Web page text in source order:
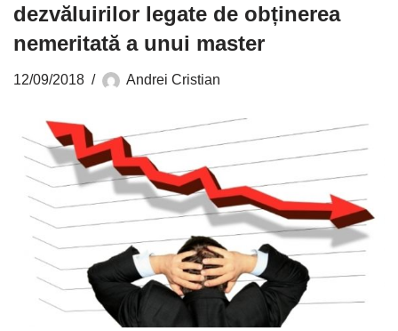
dezvăluirilor legate de obținerea
nemeritată a unui master
12/09/2018 Andrei Cristian